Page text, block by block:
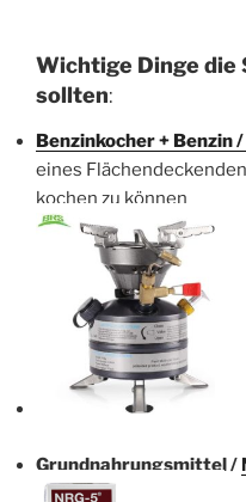
Wichtige Dinge die
sollten:
Benzinkocher + Benzin
eines
kochen zu können
Grundnahrungsmittel /